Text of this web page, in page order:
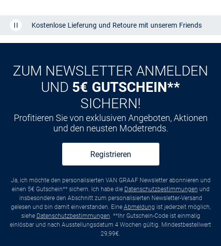
Kostenlose Lieferung und Retoure mit unserem Friends
CLUB
Kauf aufRechnung
ZUM NEWSLETTER ANMELDEN
UND 5€ GUTSCHEIN**
SICHERN!
Profitieren Sie von exklusiven Angeboten, Aktionen
und den neusten Modetrends.
Registrieren
Ja, ich möchte den personalisierten VAN GRAAF Newsletter abonnieren und
einen 5€ Gutschein** sichern. Ich habe die Datenschutzbestimmungen und
insbesondere den Abschnitt zum personalisierten Newsletter-Versand
gelesen und bin damit einverstanden. Eine Abmeldung ist jederzeit möglich,
siehe Datenschutzbestimmungen. **Ihr Gutschein-Code ist einmalig
einlösbar und nach Ausstellungsdatum 4 Wochen gültig. Mindestbestellwert
29,99€.